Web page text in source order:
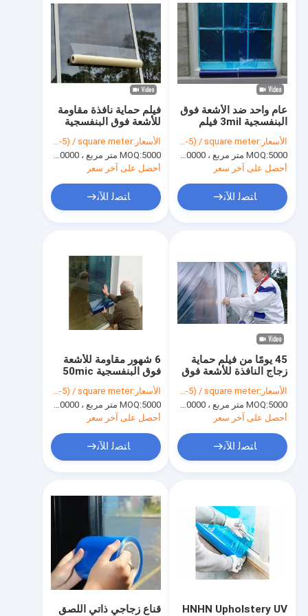
المنتجات
فيديوهات
حولنا
اتصل بنا
أخبار
فيلم حماية كونترتوب الرخام
فيلم حماية السجاد
فيلم حماية نافذة مقاومة
للأشعة فوق البنفسجية
التعرض الخارجي
الأسعار:USD(0.03-5) / square meter
MOQ:5000 متر مربع ، 10000 متر مربع مع الطباعة
أحصل على آخر سعر
ﺎﺘﺼﻟ ﺍﻶﻧ
عام واحد ضد الأشعة فوق
البنفسجية 3mil فيلم
حماية زجاج النافذة واضح
الأسعار:USD(0.03-5) / square meter
MOQ:5000 متر مربع ، 10000 متر مربع مع الطباعة
أحصل على آخر سعر
ﺎﺘﺼﻟ ﺍﻶﻧ
6 شهور مقاومة للأشعة
فوق البنفسجية 50mic
الزجاج الأزرق الشفاف
الأسعار:USD(0.03-5) / square meter
MOQ:5000 متر مربع ، 10000 متر مربع مع الطباعة
أحصل على آخر سعر
ﺎﺘﺼﻟ ﺍﻶﻧ
45 يومًا من فيلم حماية
زجاج النافذة للأشعة فوق
البنفسجية 500 مم 100 م
الأسعار:USD(0.03-5) / square meter
MOQ:5000 متر مربع ، 10000 متر مربع مع الطباعة
أحصل على آخر سعر
ﺎﺘﺼﻟ ﺍﻶﻧ
قناع زجاجي ذاتي اللصق
HNHN Upholstery UV